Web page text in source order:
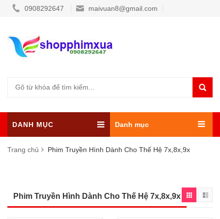
0908292647 maivuan8@gmail.com
DANH MỤC Danh mục
Trang chủ Phim Truyền Hình Dành Cho Thế Hệ 7x,8x,9x
Phim Truyền Hình Dành Cho Thế Hệ 7x,8x,9x